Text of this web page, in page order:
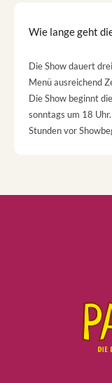
Wie lange geht
Die Show dauert
Menü ausreichend
Die Show beginnt
sonntags um 18
Stunden vor